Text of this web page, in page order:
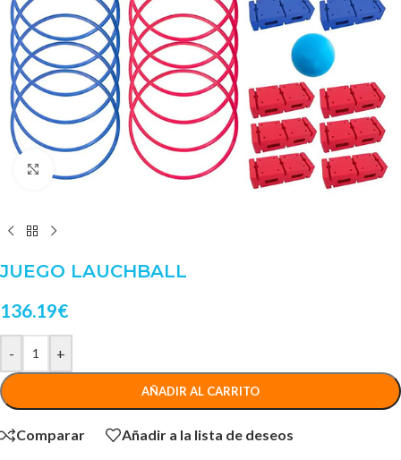
Clic para ampliar
JUEGO LAUCHBALL
136.19€
- +
AÑADIR AL CARRITO
Comparar Añadir a la lista de deseos